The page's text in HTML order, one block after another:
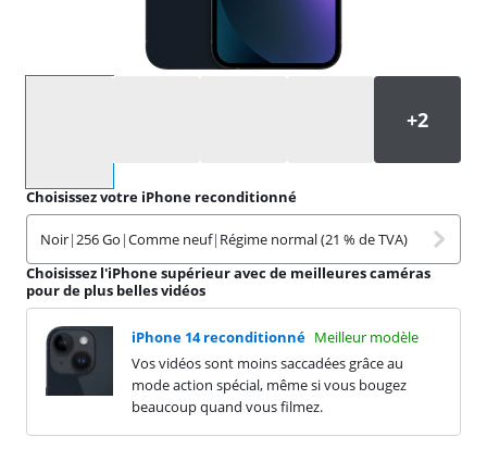
Choisissez votre iPhone reconditionné
Noir|256 Go |Comme neuf| Régime normal (21 % de TVA)
Choisissez l'iPhone supérieur avec de meilleures caméras
pour de plus belles vidéos
iPhone 14 reconditionné Meilleur modèle
Vos vidéos sont moins saccadées grâce au
mode action spécial, même si vous bougez
beaucoup quand vous filmez.